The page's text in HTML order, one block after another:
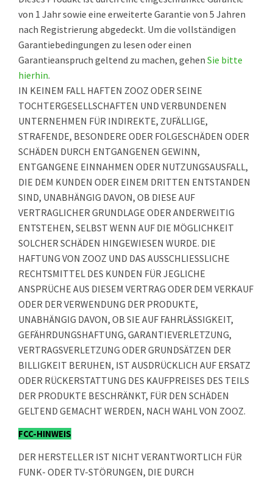
von 1 Jahr sowie eine erweiterte Garantie von 5 Jahren
nach Registrierung abgedeckt. Um die vollständigen
Garantiebedingungen zu lesen oder einen
Garantieanspruch geltend zu machen, gehen Sie bitte
hierhin.
IN KEINEM FALL HAFTEN ZOOZ ODER SEINE
TOCHTERGESELLSCHAFTEN UND VERBUNDENEN
UNTERNEHMEN FÜR INDIREKTE, ZUFÄLLIGE,
STRAFENDE, BESONDERE ODER FOLGESCHÄDEN ODER
SCHÄDEN DURCH ENTGANGENEN GEWINN,
ENTGANGENE EINNAHMEN ODER NUTZUNGSAUSFALL,
DIE DEM KUNDEN ODER EINEM DRITTEN ENTSTANDEN
SIND, UNABHÄNGIG DAVON, OB DIESE AUF
VERTRAGLICHER GRUNDLAGE ODER ANDERWEITIG
ENTSTEHEN, SELBST WENN AUF DIE MÖGLICHKEIT
SOLCHER SCHÄDEN HINGEWIESEN WURDE. DIE
HAFTUNG VON ZOOZ UND DAS AUSSCHLIESSLICHE
RECHTSMITTEL DES KUNDEN FÜR JEGLICHE
ANSPRÜCHE AUS DIESEM VERTRAG ODER DEM VERKAUF
ODER DER VERWENDUNG DER PRODUKTE,
UNABHÄNGIG DAVON, OB SIE AUF FAHRLÄSSIGKEIT,
GEFÄHRDUNGSHAFTUNG, GARANTIEVERLETZUNG,
VERTRAGSVERLETZUNG ODER GRUNDSÄTZEN DER
BILLIGKEIT BERUHEN, IST AUSDRÜCKLICH AUF ERSATZ
ODER RÜCKERSTATTUNG DES KAUFPREISES DES TEILS
DER PRODUKTE BESCHRÄNKT, FÜR DEN SCHÄDEN
GELTEND GEMACHT WERDEN, NACH WAHL VON ZOOZ.
FCC-HINWEIS
DER HERSTELLER IST NICHT VERANTWORTLICH FÜR
FUNK- ODER TV-STÖRUNGEN, DIE DURCH